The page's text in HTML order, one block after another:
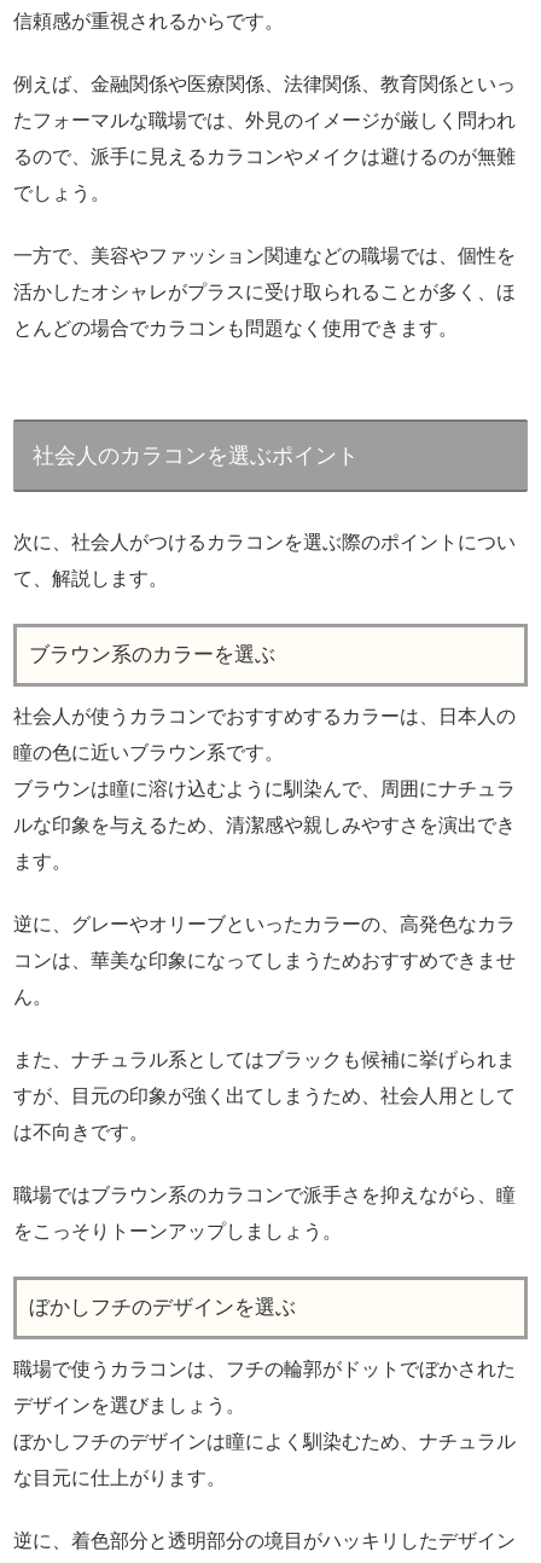
信頼感が重視されるからです。
例えば、金融関係や医療関係、法律関係、教育関係といっ
たフォーマルな職場では、外見のイメージが厳しく問われ
るので、派手に見えるカラコンやメイクは避けるのが無難
でしょう。
一方で、美容やファッション関連などの職場では、個性を
活かしたオシャレがプラスに受け取られることが多く、ほ
とんどの場合でカラコンも問題なく使用できます。
社会人のカラコンを選ぶポイント
次に、社会人がつけるカラコンを選ぶ際のポイントについ
て、解説します。
ブラウン系のカラーを選ぶ
社会人が使うカラコンでおすすめするカラーは、日本人の
瞳の色に近いブラウン系です。
ブラウンは瞳に溶け込むように馴染んで、周囲にナチュラ
ルな印象を与えるため、清潔感や親しみやすさを演出でき
ます。
逆に、グレーやオリーブといったカラーの、高発色なカラ
コンは、華美な印象になってしまうためおすすめできませ
ん。
また、ナチュラル系としてはブラックも候補に挙げられま
すが、目元の印象が強く出てしまうため、社会人用として
は不向きです。
職場ではブラウン系のカラコンで派手さを抑えながら、瞳
をこっそりトーンアップしましょう。
ぼかしフチのデザインを選ぶ
職場で使うカラコンは、フチの輪郭がドットでぼかされた
デザインを選びましょう。
ぼかしフチのデザインは瞳によく馴染むため、ナチュラル
な目元に仕上がります。
逆に、着色部分と透明部分の境目がハッキリしたデザイン